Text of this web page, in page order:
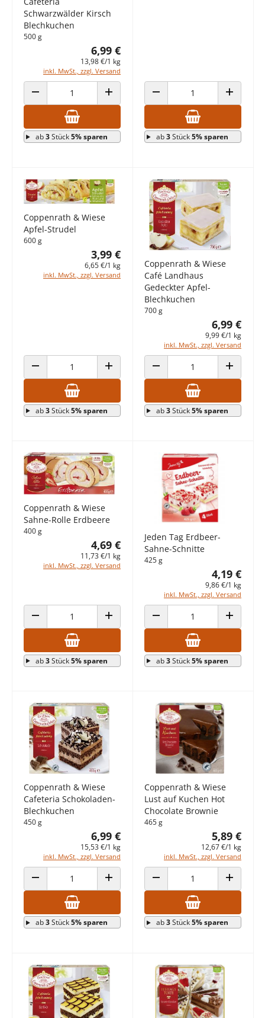
Schwarzwälder Kirsch
Blechkuchen
500 g
6,99 €
13,98 €/1 kg
inkl. MwSt., zzgl. Versand
ANZAHL VERRINGERN ANZAHL ERHÖHEN
ab3Stück5% sparen
ANZAHL VERRINGERN ANZAHL
ab3Stück5% sparen
Coppenrath & Wiese
Apfel-Strudel
600 g
3,99 €
6,65 €/1 kg
inkl. MwSt., zzgl. Versand
ANZAHL VERRINGERN ANZAHL ERHÖHEN
ab3Stück5% sparen
Coppenrath & Wiese
Café Landhaus
Gedeckter Apfel-
Blechkuchen
700 g
6,99 €
9,99 €/1 kg
inkl. MwSt., zzgl. Versand
ANZAHL VERRINGERN ANZAHL
ab3Stück5% sparen
Coppenrath & Wiese
Sahne-Rolle Erdbeere
400 g
4,69 €
11,73 €/1 kg
inkl. MwSt., zzgl. Versand
ANZAHL VERRINGERN ANZAHL ERHÖHEN
ab3Stück5% sparen
Jeden Tag Erdbeer-
Sahne-Schnitte
425 g
4,19 €
9,86 €/1 kg
inkl. MwSt., zzgl. Versand
ANZAHL VERRINGERN ANZAHL
ab3Stück5% sparen
Coppenrath & Wiese
Cafeteria Schokoladen-
Blechkuchen
450 g
6,99 €
15,53 €/1 kg
inkl. MwSt., zzgl. Versand
ANZAHL VERRINGERN ANZAHL ERHÖHEN
ab3Stück5% sparen
Coppenrath & Wiese
Lust auf Kuchen Hot
Chocolate Brownie
465 g
5,89 €
12,67 €/1 kg
inkl. MwSt., zzgl. Versand
ANZAHL VERRINGERN ANZAHL
ab3Stück5% sparen